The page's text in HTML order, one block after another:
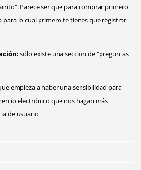
Parece ser que para comprar primero
para lo cual primero te tienes que registrar
sólo existe una sección de "preguntas
empieza a haber una sensibilidad para
electrónico que nos hagan más
de usuario